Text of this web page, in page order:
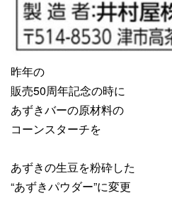
昨年の
販売50周年記念の時に
あずきバーの原材料の
コーンスターチを
あずきの生豆を粉砕した
“あずきパウダー”に変更